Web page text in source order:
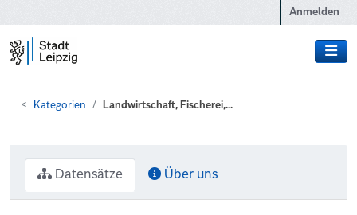
Anmelden
Kategorien Landwirtschaft, Fischerei,...
Datensätze Über uns